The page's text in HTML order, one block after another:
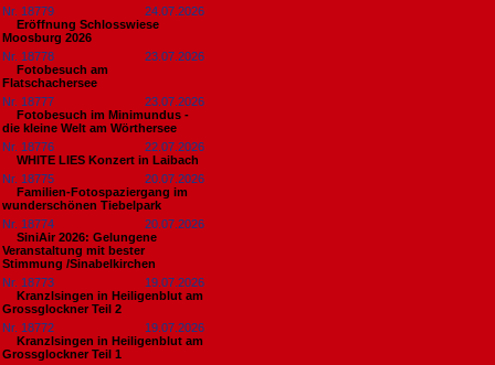
Nr. 18779
24.07.2026
Eröffnung Schlosswiese
Moosburg 2026
Nr. 18778
23.07.2026
Fotobesuch am
Flatschachersee
Nr. 18777
23.07.2026
Fotobesuch im Minimundus -
die kleine Welt am Wörthersee
Nr. 18776
22.07.2026
WHITE LIES Konzert in Laibach
Nr. 18775
20.07.2026
Familien-Fotospaziergang im
wunderschönen Tiebelpark
Nr. 18774
20.07.2026
SiniAir 2026: Gelungene
Veranstaltung mit bester
Stimmung /Sinabelkirchen
Nr. 18773
19.07.2026
Kranzlsingen in Heiligenblut am
Grossglockner Teil 2
Nr. 18772
19.07.2026
Kranzlsingen in Heiligenblut am
Grossglockner Teil 1